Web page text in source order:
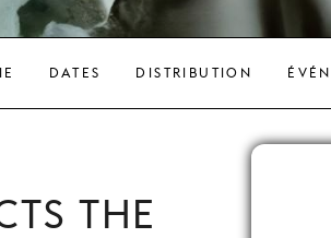
DATES DISTRIBUTION
THE